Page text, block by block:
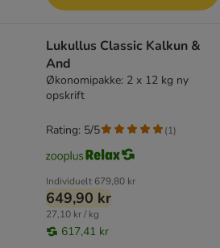
Lukullus Classic Kalkun &
And
Økonomipakke: 2 x 12 kg ny
opskrift
Individuelt 679,80 kr
649,90 kr
27,10 kr / kg
617,41 kr
Rating: 5/5 (1)